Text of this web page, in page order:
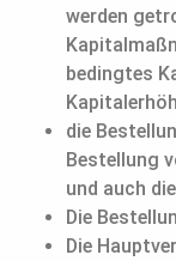
werden
bedingtes
die
Bestellung
und auch
Die
Die